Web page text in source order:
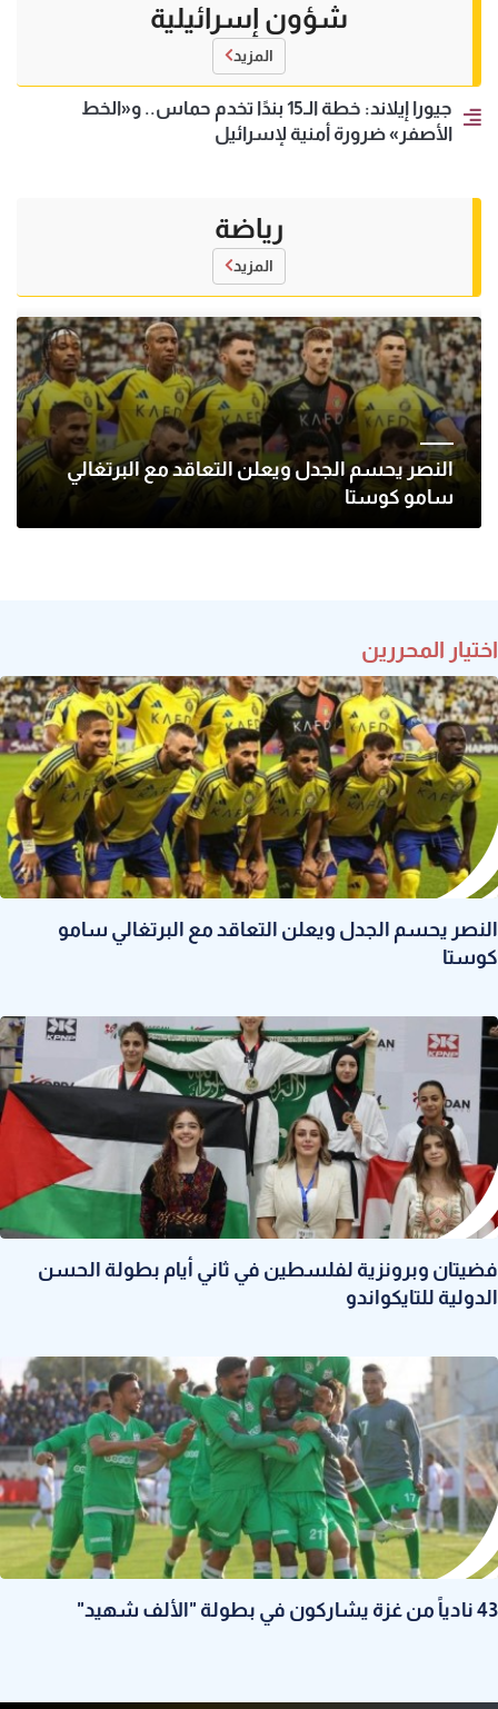
شؤون إسرائيلية
المزيد
جيورا إيلاند: خطة الـ15 بندًا تخدم حماس.. و«الخط
الأصفر» ضرورة أمنية لإسرائيل
رياضة
المزيد
النصر يحسم الجدل ويعلن التعاقد مع البرتغالي
سامو كوستا
اختيار المحررين
النصر يحسم الجدل ويعلن التعاقد مع البرتغالي سامو
كوستا
فضيتان وبرونزية لفلسطين في ثاني أيام بطولة الحسن
الدولية للتايكواندو
43 نادياً من غزة يشاركون في بطولة "الألف شهيد"